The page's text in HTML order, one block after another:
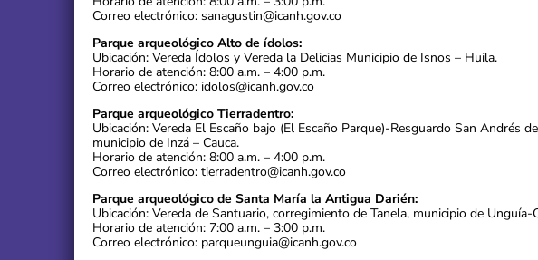
Correo electrónico: sanagustin@icanh.gov.co
Parque arqueológico Alto de ídolos:
Ubicación: Vereda Ídolos y Vereda la Delicias Municipio de Isnos – Huila.
Horario de atención: 8:00 a.m. – 4:00 p.m.
Correo electrónico: idolos@icanh.gov.co
Parque arqueológico Tierradentro:
Ubicación: Vereda El Escaño bajo (El Escaño Parque)-Resguardo San Andrés
municipio de Inzá – Cauca.
Horario de atención: 8:00 a.m. – 4:00 p.m.
Correo electrónico: tierradentro@icanh.gov.co
Parque arqueológico de Santa María la Antigua Darién:
Ubicación: Vereda de Santuario, corregimiento de Tanela, municipio de Unguía-
Horario de atención: 7:00 a.m. – 3:00 p.m.
Correo electrónico: parqueunguia@icanh.gov.co